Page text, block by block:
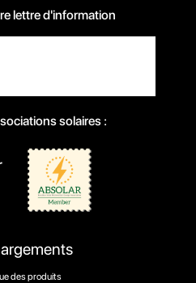
des produits
lettre d'information
solaires :